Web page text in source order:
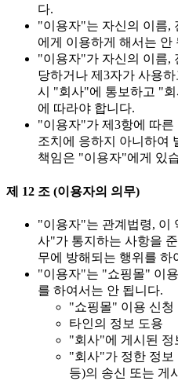
다.
"이용자"는 자신의 이름,
에게 이용하게 해서는 안
"이용자"가 자신의 이름,
당하거나 제3자가 사용
시 "회사"에 통보하고 "
에 따라야 합니다.
"이용자"가 제3항에 따
조치에 응하지 아니하여
책임은 "이용자"에게 있
제 12 조 (이용자의 의무)
"이용자"는 관계법령, 이
사"가 통지하는 사항을
무에 방해되는 행위를 하
"이용자"는 "쇼핑몰" 이
를 하여서는 안 됩니다.
"쇼핑몰" 이용 신청
타인의 정보 도용
"회사"에 게시된 정
"회사"가 정한 정보
등)의 송신 또는 게시